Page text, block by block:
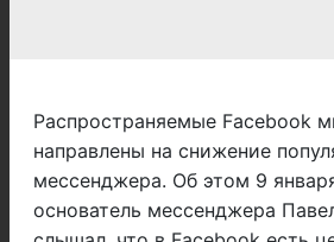
Распространяемые Facebook
направлены на снижение
мессенджера. Об этом 9
основатель мессенджера